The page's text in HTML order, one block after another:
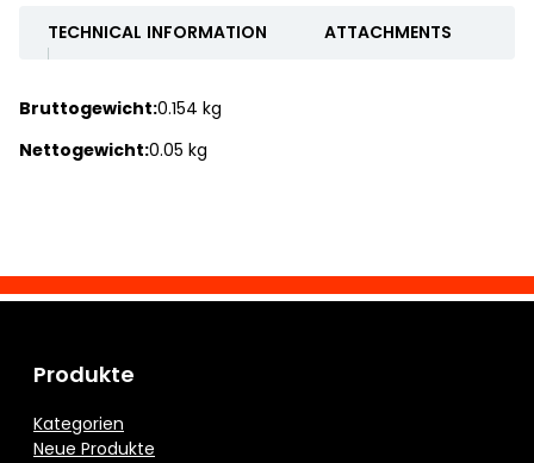
TECHNICAL INFORMATION ATTACHMENTS
Bruttogewicht:0.154 kg
Nettogewicht:0.05 kg
Produkte
Kategorien
Neue Produkte